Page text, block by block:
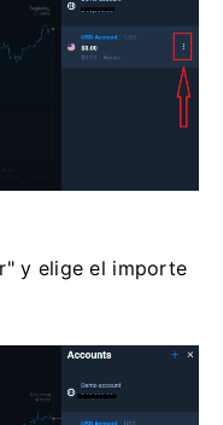
y elige el importe